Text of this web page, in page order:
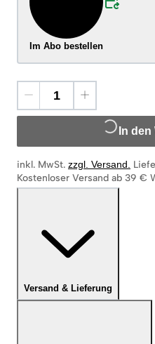
Im Abo bestellen
In
inkl. MwSt. zzgl. Versand.
Kostenloser Versand ab 39 €
Versand & Lieferung